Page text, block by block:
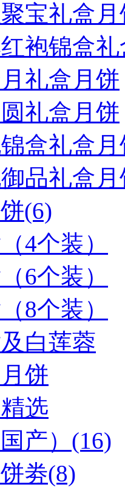
宝礼盒月
袍锦盒
礼盒月饼
礼盒月饼
盒礼盒月
品礼盒月
(6)
4个装）
6个装）
8个装）
白莲蓉
饼
选
产） (16)
劵(8)